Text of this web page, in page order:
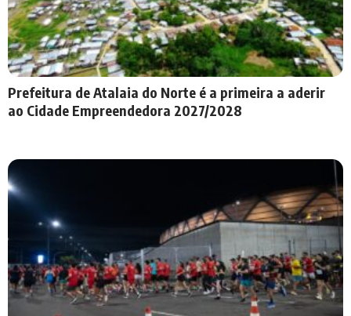
Prefeitura de Atalaia do Norte é a primeira a aderir
ao Cidade Empreendedora 2027/2028